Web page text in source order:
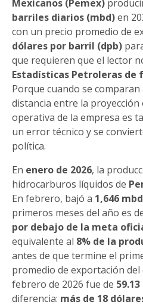
Mexicanos (Pemex)
barriles diarios (mbd)en
con un precio promedio de
dólares por barril (dpb)
que requieren que el lector
Estadísticas Petroleras de
Porque cuando se
distancia entre la proyección
operativa de la empresa es
un error técnico y se
política.
En enero de 2026, la
hidrocarburos líquidos de
En febrero, bajó a 1,646 mbd
primeros meses del año es
por debajo de la meta
equivalente al 8% de la
antes de que termine el
promedio de exportación del
febrero de 2026 fue de
diferencia: más de 18